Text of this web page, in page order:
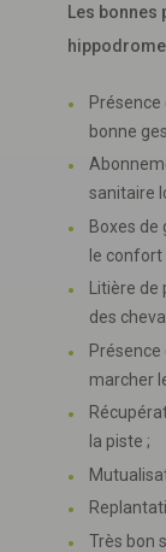
Les bonnes
hippodrome
bonne
sanitaire
Boxes de
le confort
Litière
des
marcher
la piste ;
Très bon